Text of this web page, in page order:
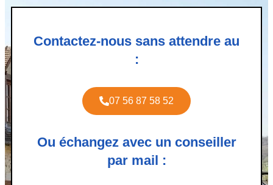
Contactez-nous sans attendre au
:
07 56 87 58 52
Ou échangez avec un conseiller
par mail :